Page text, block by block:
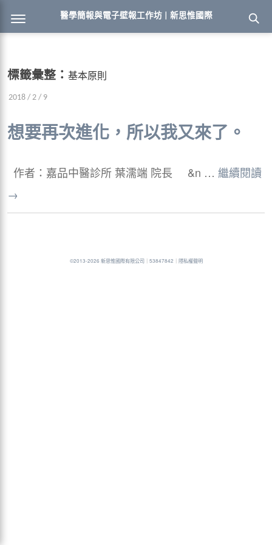
醫學簡報與電子壁報工作坊 | 新思惟國際
標籤彙整： 基本原則
2018 / 2 / 9
想要再次進化，所以我又來了。
作者：嘉品中醫診所 葉濡端 院長 &n … 繼續閱讀
→
©2013-2026 新思惟國際有限公司｜ 53847842 ｜ 隱私權聲明